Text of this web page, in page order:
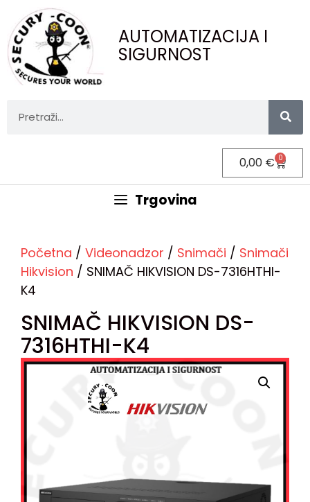
AUTOMATIZACIJA I
SIGURNOST
0,00 € 0
Trgovina
Početna / Videonadzor / Snimači / Snimači
Hikvision / SNIMAČ HIKVISION DS-7316HTHI-
K4
SNIMAČ HIKVISION DS-
7316HTHI-K4